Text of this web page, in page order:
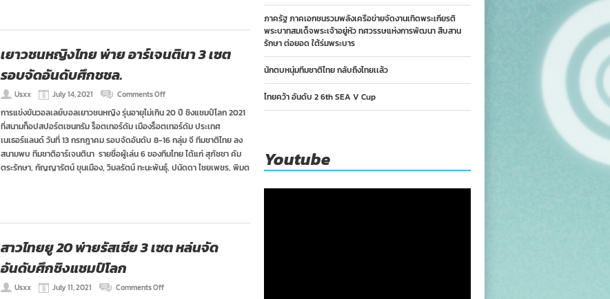
ชิง
เยาวชนหญิงไทย พ่าย อาร์เจนตินา 3 เซต
รอบจัดอันดับศึกชชล.
Usxx July 14, 2021 Comments Offon
หญิง
ไทย
พ่าย
อาร์เจนตินา
3
เซต
ศึก
การแข่งขันวอลเลย์บอลเยาวชนหญิง รุ่นอายุไม่เกิน 20 ปี ชิงแชมป์โลก 2021
ที่สนามท็อปสปอร์ตเซนทรัม ร็อตเทอร์ดัม เมืองร็อตเทอร์ดัม ประเทศ
เนเธอร์แลนด์ วันที่ 13 กรกฎาคม รอบจัดอันดับ 8-16 กลุ่ม จี ทีมชาติไทย ลง
สนามพบ ทีมชาติอาร์เจนตินา รายชื่อผู้เล่น 6 ของทีมไทย ได้แก่ สุภัชชา คัม
ตระรักษา, กัญญารัตน์ ขุนเมือง, วิมลรัตน์ ทะนะพันธุ์, ปนัดดา ไชยเพชร, พิมต
สาวไทยยู 20 พ่ายรัสเซีย 3 เซต หล่นจัด
อันดับศึกชิงแชมป์โลก
Usxx July 11, 2021 Comments Offon
ภาครัฐ ภาคเอกชนรวมพลังเครือข่ายจัดงานเทิดพระเกียรติ
พระบาทสมเด็จพระเจ้าอยู่หัว ทศวรรษแห่งการพัฒนา สืบสาน
รักษา ต่อยอด ใต้ร่มพระบาร
นักตบหนุ่มทีมชาติไทย กลับถึงไทยเเล้ว
ไทยคว้า อันดับ 2 6th SEA V Cup
Youtube